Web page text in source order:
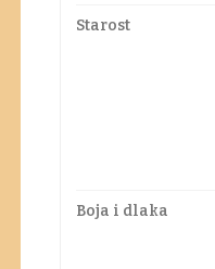
Starost
Boja i dlaka